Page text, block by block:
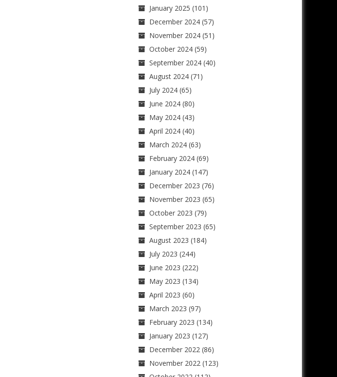
January 2025 (101)
December 2024(57)
November 2024(51)
October 2024(59)
September 2024(40)
August 2024(71)
July 2024(65)
June 2024(80)
May 2024(43)
April 2024(40)
March 2024(63)
February 2024(69)
January 2024(147)
December 2023 (76)
November 2023 (65)
October 2023 (79)
September 2023 (65)
August 2023 (184)
July 2023 (244)
June 2023 (222)
May 2023 (134)
April 2023 (60)
March 2023 (97)
February 2023 (134)
January 2023 (127)
December 2022(86)
November 2022(123)